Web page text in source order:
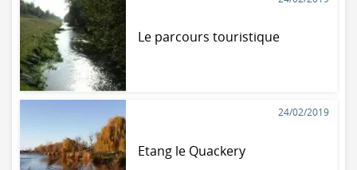
Le parcours touristique
24/02/2019
Etang le Quackery